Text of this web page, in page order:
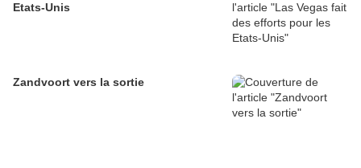
Etats-Unis
Zandvoort vers la sortie